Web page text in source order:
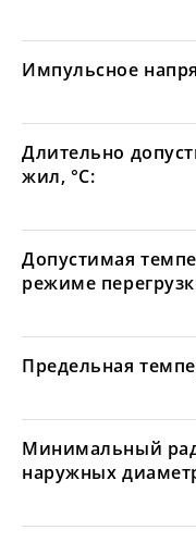
Импульсное
Длительно
жил, °С:
Допустимая
режиме
Предельная
Минимальный
наружных